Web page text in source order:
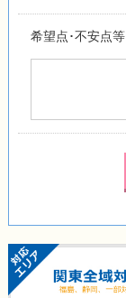
希望点･不安点等